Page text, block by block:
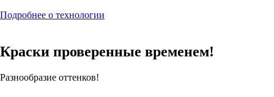
Подробнее о технологии
Краски проверенные временем!
Разнообразие оттенков!